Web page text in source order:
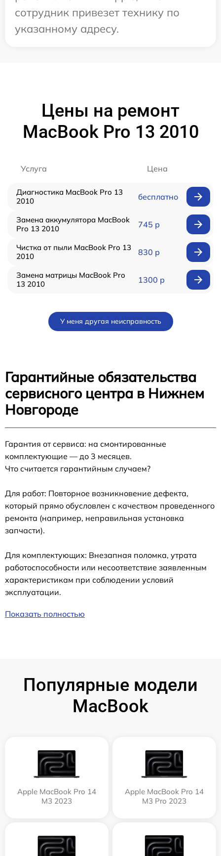
сотрудник привезет технику по
указанному адресу.
Цены на ремонт
MacBook Pro 13 2010
Услуга Цена
Диагностика MacBook Pro 13
2010
бесплатно
Замена аккумулятора MacBook
Pro 13 2010
745 р
Чистка от пыли MacBook Pro 13
2010
830 р
Замена матрицы MacBook Pro
13 2010
1300 р
У меня другая неисправность
Гарантийные обязательства
сервисного центра в Нижнем
Новгороде
Гарантия от сервиса: на смонтированные
комплектующие — до 3 месяцев.
Что считается гарантийным случаем?
Для работ: Повторное возникновение дефекта,
который прямо обусловлен с качеством проведенного
ремонта (например, неправильная установка
запчасти).
Для комплектующих: Внезапная поломка, утрата
работоспособности или несоответствие заявленным
характеристикам при соблюдении условий
эксплуатации.
Показать полностью
Популярные модели
MacBook
Apple MacBook Pro 14
M3 2023
Apple MacBook Pro 14
M3 Pro 2023